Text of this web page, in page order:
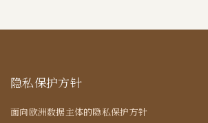
隐私保护方针
面向欧洲数据主体的隐私保护方针